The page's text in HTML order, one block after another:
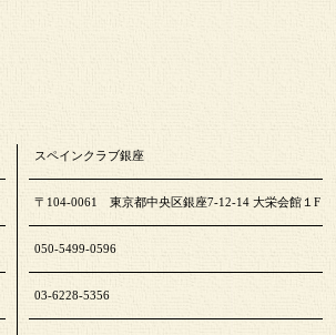
スペインクラブ銀座
〒104-0061 東京都中央区銀座7-12-14 大栄会館１F
050-5499-0596
03-6228-5356